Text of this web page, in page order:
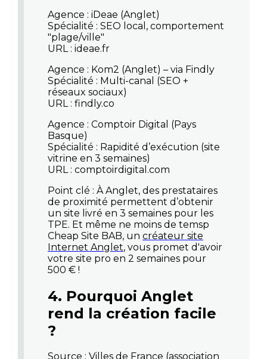
Agence : iDeae (Anglet)
Spécialité : SEO local, comportement
"plage/ville"
URL : ideae.fr
Agence : Kom2 (Anglet) – via Findly
Spécialité : Multi-canal (SEO +
réseaux sociaux)
URL : findly.co
Agence : Comptoir Digital (Pays
Basque)
Spécialité : Rapidité d’exécution (site
vitrine en 3 semaines)
URL : comptoirdigital.com
Point clé : À Anglet, des prestataires
de proximité permettent d’obtenir
un site livré en 3 semaines pour les
TPE. Et même ne moins de temsp
Cheap Site BAB, un créateur site
Internet Anglet, vous promet d'avoir
votre site pro en 2 semaines pour
500 € !
4. Pourquoi Anglet
rend la création facile
?
Source : Villes de France (association